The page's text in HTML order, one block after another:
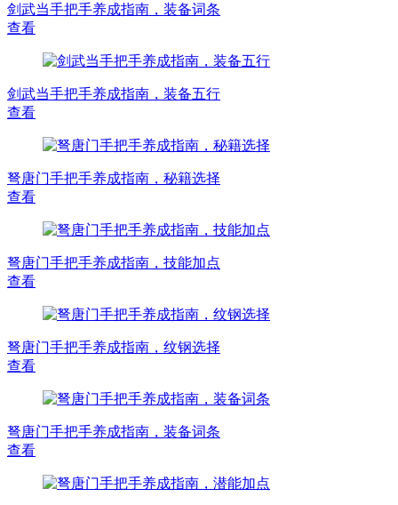
剑武当手把手养成指南，装备词条
查看
剑武当手把手养成指南，装备五行
查看
弩唐门手把手养成指南，秘籍选择
查看
弩唐门手把手养成指南，技能加点
查看
弩唐门手把手养成指南，纹钢选择
查看
弩唐门手把手养成指南，装备词条
查看